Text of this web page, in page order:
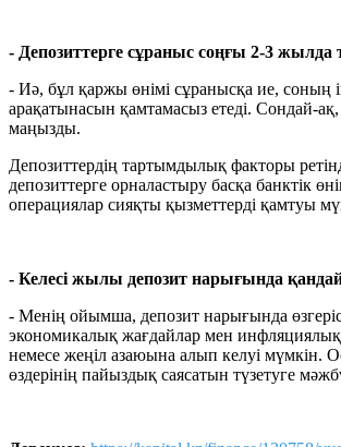
- Депозиттерге сұраныс соңғы 2-3 жылда
- Иә, бұл қаржы өнімі сұранысқа ие, соның
арақатынасын қамтамасыз етеді. Сондай-
маңызды.
Депозиттердің тартымдылық факторы
депозиттерге орналастыру басқа банктік
операциялар сияқты қызметтерді қамтуы
- Келесі жылы депозит нарығында қандай
- Менің ойымша, депозит нарығында
экономикалық жағдайлар мен инфляциялық
немесе жеңіл азаюына алып келуі мүмкін.
өздерінің пайыздық саясатын түзетуге